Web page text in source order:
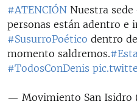
#ATENCIÓN Nuestra sede
personas están adentro e
#SusurroPoético dentro
momento saldremos.
#TodosConDenis
— Movimiento San Isidro